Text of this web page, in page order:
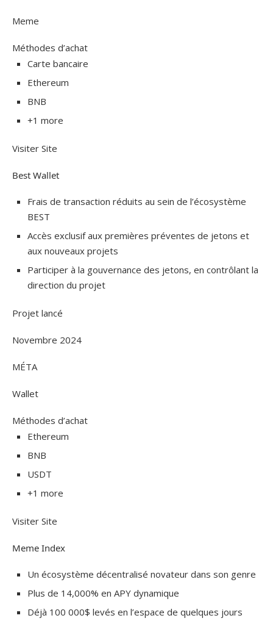
Meme
Méthodes d’achat
Carte bancaire
Ethereum
BNB
+1 more
Visiter Site
Best Wallet
Frais de transaction réduits au sein de l’écosystème
BEST
Accès exclusif aux premières préventes de jetons et
aux nouveaux projets
Participer à la gouvernance des jetons, en contrôlant la
direction du projet
Projet lancé
Novembre 2024
MÉTA
Wallet
Méthodes d’achat
Ethereum
BNB
USDT
+1 more
Visiter Site
Meme Index
Un écosystème décentralisé novateur dans son genre
Plus de 14,000% en APY dynamique
Déjà 100 000$ levés en l’espace de quelques jours